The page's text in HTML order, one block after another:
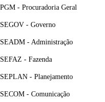
PGM - Procuradoria Geral
SEGOV - Governo
SEADM - Administração
SEFAZ - Fazenda
SEPLAN - Planejamento
SECOM - Comunicação